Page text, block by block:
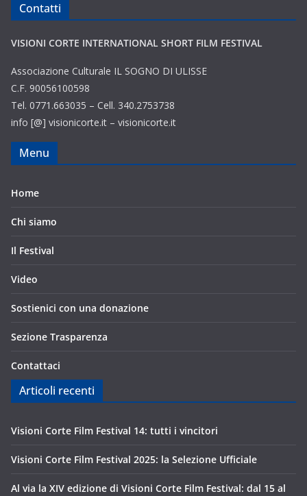
Contatti
VISIONI CORTE INTERNATIONAL SHORT FILM FESTIVAL
Associazione Culturale IL SOGNO DI ULISSE
C.F. 90056100598
Tel. 0771.663035 – Cell. 340.2753738
info [@] visionicorte.it – visionicorte.it
Menu
Home
Chi siamo
Il Festival
Video
Sostienici con una donazione
Sezione Trasparenza
Contattaci
Articoli recenti
Visioni Corte Film Festival 14: tutti i vincitori
Visioni Corte Film Festival 2025: la Selezione Ufficiale
Al via la XIV edizione di Visioni Corte Film Festival: dal 15 al